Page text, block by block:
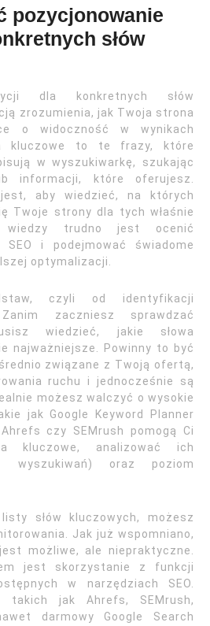
pozycjonowanie
słów
dla konkretnych słów
zrozumienia, jak Twoja strona
o widoczność w wynikach
kluczowe to te frazy, które
w wyszukiwarkę, szukając
informacji, które oferujesz.
aby wiedzieć, na których
Twoje strony dla tych właśnie
trudno jest ocenić
SEO i podejmować świadome
optymalizacji.
czyli od identyfikacji
zaczniesz sprawdzać
wiedzieć, jakie słowa
najważniejsze. Powinny to być
związane z Twoją ofertą,
ruchu i jednocześnie są
możesz walczyć o wysokie
jak Google Keyword Planner
czy SEMrush pomogą Ci
kluczowe, analizować ich
wyszukiwań) oraz poziom
słów kluczowych, możesz
Jak już wspomniano,
możliwe, ale niepraktyczne.
jest skorzystanie z funkcji
w narzędziach SEO.
takich jak Ahrefs, SEMrush,
darmowy Google Search